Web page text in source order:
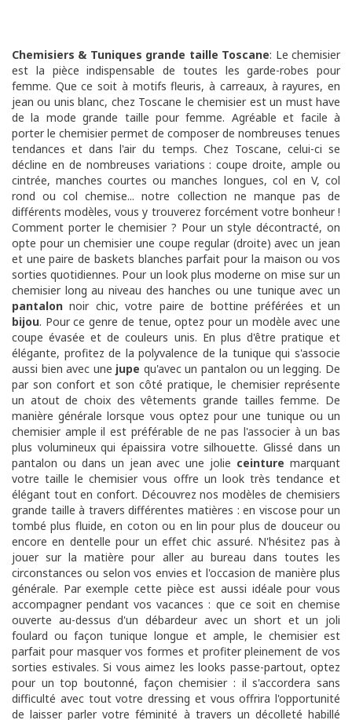
Chemisiers & Tuniques grande taille Toscane: Le chemisier
est la pièce indispensable de toutes les garde-robes pour
femme. Que ce soit à motifs fleuris, à carreaux, à rayures, en
jean ou unis blanc, chez Toscane le chemisier est un must have
de la mode grande taille pour femme. Agréable et facile à
porter le chemisier permet de composer de nombreuses tenues
tendances et dans l'air du temps. Chez Toscane, celui-ci se
décline en de nombreuses variations : coupe droite, ample ou
cintrée, manches courtes ou manches longues, col en V, col
rond ou col chemise... notre collection ne manque pas de
différents modèles, vous y trouverez forcément votre bonheur !
Comment porter le chemisier ? Pour un style décontracté, on
opte pour un chemisier une coupe regular (droite) avec un jean
et une paire de baskets blanches parfait pour la maison ou vos
sorties quotidiennes. Pour un look plus moderne on mise sur un
chemisier long au niveau des hanches ou une tunique avec un
pantalon noir chic, votre paire de bottine préférées et un
bijou. Pour ce genre de tenue, optez pour un modèle avec une
coupe évasée et de couleurs unis. En plus d'être pratique et
élégante, profitez de la polyvalence de la tunique qui s'associe
aussi bien avec une jupe qu'avec un pantalon ou un legging. De
par son confort et son côté pratique, le chemisier représente
un atout de choix des vêtements grande tailles femme. De
manière générale lorsque vous optez pour une tunique ou un
chemisier ample il est préférable de ne pas l'associer à un bas
plus volumineux qui épaissira votre silhouette. Glissé dans un
pantalon ou dans un jean avec une jolie ceinture marquant
votre taille le chemisier vous offre un look très tendance et
élégant tout en confort. Découvrez nos modèles de chemisiers
grande taille à travers différentes matières : en viscose pour un
tombé plus fluide, en coton ou en lin pour plus de douceur ou
encore en dentelle pour un effet chic assuré. N'hésitez pas à
jouer sur la matière pour aller au bureau dans toutes les
circonstances ou selon vos envies et l'occasion de manière plus
générale. Par exemple cette pièce est aussi idéale pour vous
accompagner pendant vos vacances : que ce soit en chemise
ouverte au-dessus d'un débardeur avec un short et un joli
foulard ou façon tunique longue et ample, le chemisier est
parfait pour masquer vos formes et profiter pleinement de vos
sorties estivales. Si vous aimez les looks passe-partout, optez
pour un top boutonné, façon chemisier : il s'accordera sans
difficulté avec tout votre dressing et vous offrira l'opportunité
de laisser parler votre féminité à travers un décolleté habillé